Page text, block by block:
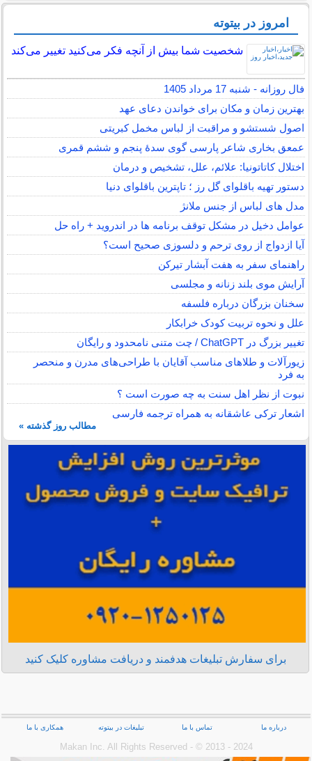
امروز در بیتوته
شخصیت شما بیش از آنچه فکر می‌کنید تغییر می‌کند
فال روزانه - شنبه 17 مرداد 1405
بهترین زمان و مکان برای خواندن دعای عهد
اصول شستشو و مراقبت از لباس مخمل کبریتی
عمعق بخاری شاعر پارسی گوی سدهٔ پنجم و ششم قمری
اختلال کاتاتونیا: علائم، علل، تشخیص و درمان
دستور تهیه باقلوای گل رز ؛ تاپترین باقلوای دنیا
مدل های لباس از جنس ملانژ
عوامل دخیل در مشکل توقف برنامه ها در اندروید + راه حل
آیا ازدواج از روی ترحم و دلسوزی صحیح است؟
راهنمای سفر به هفت آبشار تیرکن
آرایش موی بلند زنانه و مجلسی
سخنان بزرگان درباره فلسفه
علل و نحوه تربیت کودک خرابکار
تغییر بزرگ در ChatGPT / چت متنی نامحدود و رایگان
زیورآلات و طلاهای مناسب آقایان با طراحی‌های مدرن و منحصر
به فرد
نبوت از نظر اهل سنت به چه صورت است ؟
اشعار ترکی عاشقانه به همراه ترجمه فارسی
مطالب روز گذشته »
برای سفارش تبلیغات هدفمند و دریافت مشاوره کلیک کنید
درباره ما تماس با ما تبلیغات در بیتوته همکاری با ما
Makan Inc.‎ All Rights Reserved - © 2013 - 2024